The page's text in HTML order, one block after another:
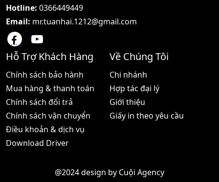
sẽ
Hotline: 0366449449
Email: mr.tuanhai.1212@gmail.com
Hỗ Trợ Khách Hàng
Chính sách bảo hành
Mua hàng & thanh toán
Chính sách đổi trả
Chính sách vận chuyển
Điều khoản & dịch vụ
Download Driver
Về Chúng Tôi
Chi nhánh
Hợp tác đại lý
Giới thiệu
Giấy in theo yêu cầu
@2024 design by Cuội Agency